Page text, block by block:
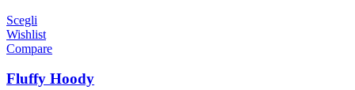
Scegli
Wishlist
Compare
Fluffy Hoody